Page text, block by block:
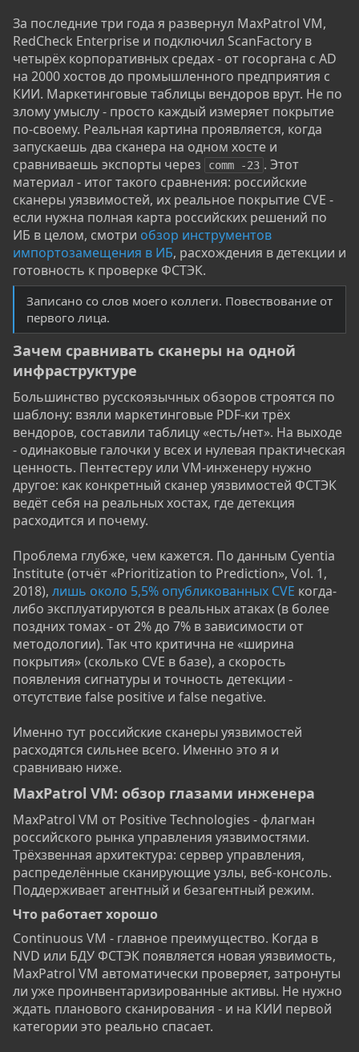
За последние три года я развернул MaxPatrol VM,
RedCheck Enterprise и подключил ScanFactory в
четырёх корпоративных средах - от госоргана с AD
на 2000 хостов до промышленного предприятия с
КИИ. Маркетинговые таблицы вендоров врут. Не по
злому умыслу - просто каждый измеряет покрытие
по-своему. Реальная картина проявляется, когда
запускаешь два сканера на одном хосте и
сравниваешь экспорты через
comm -23 . Этот
материал - итог такого сравнения: российские
сканеры уязвимостей, их реальное покрытие CVE -
если нужна полная карта российских решений по
ИБ в целом, смотри обзор инструментов
импортозамещения в ИБ, расхождения в детекции и
готовность к проверке ФСТЭК.
Записано со слов моего коллеги. Повествование от
первого лица.
Зачем сравнивать сканеры на одной
инфраструктуре​
Большинство русскоязычных обзоров строятся по
шаблону: взяли маркетинговые PDF-ки трёх
вендоров, составили таблицу «есть/нет». На выходе
- одинаковые галочки у всех и нулевая практическая
ценность. Пентестеру или VM-инженеру нужно
другое: как конкретный сканер уязвимостей ФСТЭК
ведёт себя на реальных хостах, где детекция
расходится и почему.
Проблема глубже, чем кажется. По данным Cyentia
Institute (отчёт «Prioritization to Prediction», Vol. 1,
2018), лишь около 5,5% опубликованных CVE когда-
либо эксплуатируются в реальных атаках (в более
поздних томах - от 2% до 7% в зависимости от
методологии). Так что критична не «ширина
покрытия» (сколько CVE в базе), а скорость
появления сигнатуры и точность детекции -
отсутствие false positive и false negative.
Именно тут российские сканеры уязвимостей
расходятся сильнее всего. Именно это я и
сравниваю ниже.
MaxPatrol VM: обзор глазами инженера​
MaxPatrol VM от Positive Technologies - флагман
российского рынка управления уязвимостями.
Трёхзвенная архитектура: сервер управления,
распределённые сканирующие узлы, веб-консоль.
Поддерживает агентный и безагентный режим.
Что работает хорошо​
Continuous VM - главное преимущество. Когда в
NVD или БДУ ФСТЭК появляется новая уязвимость,
MaxPatrol VM автоматически проверяет, затронуты
ли уже проинвентаризированные активы. Не нужно
ждать планового сканирования - и на КИИ первой
категории это реально спасает.